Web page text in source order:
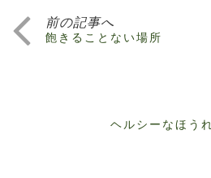
前の記事へ
飽きることない場所
ヘルシーなほう